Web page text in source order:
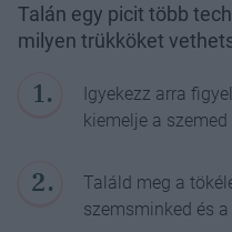
Talán egy picit több
milyen trükköket
Igyekezz arra
kiemelje a
Találd meg a
szemsminked és